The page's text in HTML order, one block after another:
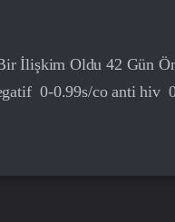
İlişkim Oldu 42 Gün
0-0.99s/co anti